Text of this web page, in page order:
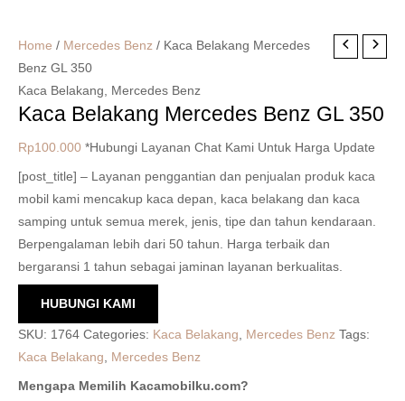
Home / Mercedes Benz / Kaca Belakang Mercedes
Benz GL 350
Kaca Belakang, Mercedes Benz
Kaca Belakang Mercedes Benz GL 350
Rp100.000 *Hubungi Layanan Chat Kami Untuk Harga Update
[post_title] – Layanan penggantian dan penjualan produk kaca
mobil kami mencakup kaca depan, kaca belakang dan kaca
samping untuk semua merek, jenis, tipe dan tahun kendaraan.
Berpengalaman lebih dari 50 tahun. Harga terbaik dan
bergaransi 1 tahun sebagai jaminan layanan berkualitas.
HUBUNGI KAMI
SKU: 1764 Categories: Kaca Belakang, Mercedes Benz Tags:
Kaca Belakang, Mercedes Benz
Mengapa Memilih Kacamobilku.com?